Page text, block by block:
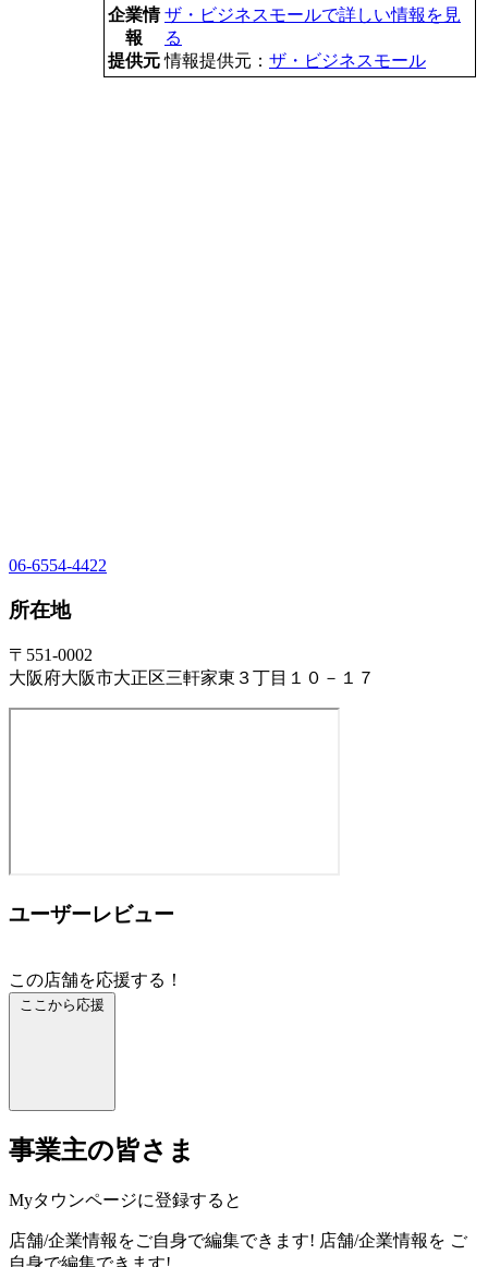
企業情
報
提供元
ザ・ビジネスモールで詳しい情報を見
る
情報提供元： ザ・ビジネスモール
06-6554-4422
所在地
〒551-0002
大阪府大阪市大正区三軒家東３丁目１０－１７
ユーザーレビュー
この店舗を応援する！
ここから応援
事業主の皆さま
Myタウンページに登録すると
店舗/企業情報をご自身で編集できます! 店舗/企業情報を ご
自身で編集できます!